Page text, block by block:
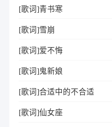
[歌词]青书寒
[歌词]雪崩
[歌词]爱不悔
[歌词]鬼新娘
[歌词]合适中的不合适
[歌词]仙女座